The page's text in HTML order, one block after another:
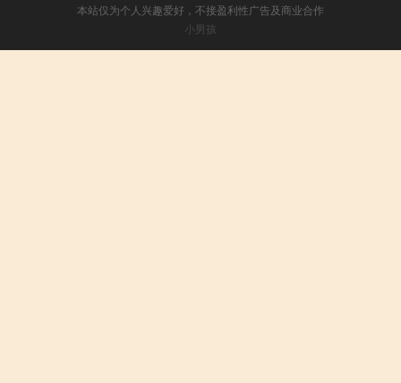
本站仅为个人兴趣爱好，不接盈利性广告及商业合作
小男孩